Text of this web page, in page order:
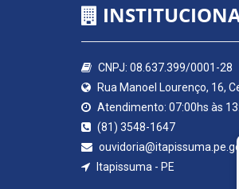
CNPJ: 08.637.399/0001-28
Rua Manoel Lourenço, 16,
Atendimento: 07:00hs às
(81) 3548-1647
Itapissuma - PE